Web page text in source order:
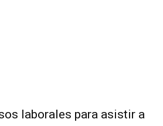
laborales para asistir a